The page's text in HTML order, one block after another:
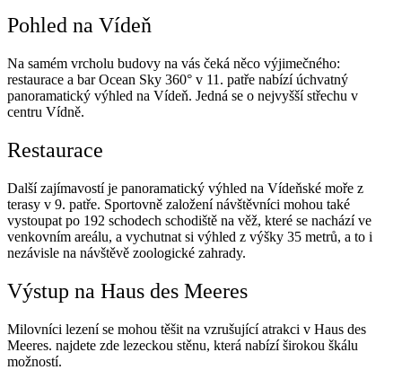
Pohled na Vídeň
Na samém vrcholu budovy na vás čeká něco výjimečného:
restaurace a bar Ocean Sky 360° v 11. patře nabízí úchvatný
panoramatický výhled na Vídeň. Jedná se o nejvyšší střechu v
centru Vídně.
Restaurace
Další zajímavostí je panoramatický výhled na Vídeňské moře z
terasy v 9. patře. Sportovně založení návštěvníci mohou také
vystoupat po 192 schodech schodiště na věž, které se nachází ve
venkovním areálu, a vychutnat si výhled z výšky 35 metrů, a to i
nezávisle na návštěvě zoologické zahrady.
Výstup na Haus des Meeres
Milovníci lezení se mohou těšit na vzrušující atrakci v Haus des
Meeres. najdete zde lezeckou stěnu, která nabízí širokou škálu
možností.